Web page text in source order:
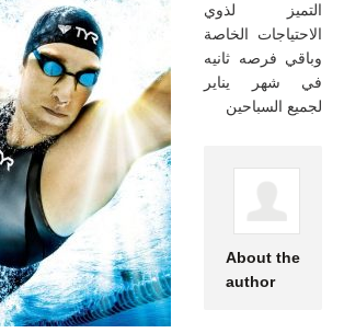
التميز لذوي
الاحتياجات الخاصة
وباقي فرصه ثانيه
في شهر يناير
لجميع السباحين
About the
author